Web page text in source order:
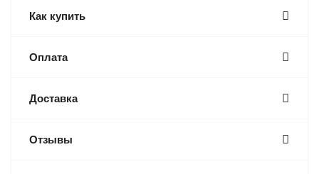
Как купить
Оплата
Доставка
Отзывы